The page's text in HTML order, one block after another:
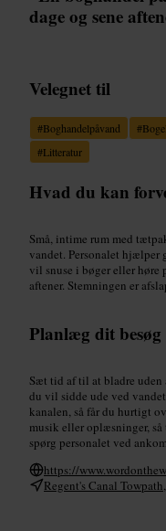
dage og sene
Velegnet til
#Boghandelpåvand #
#Litteratur
Hvad du kan
Små, intime rum med
vandet. Personalet
vil snuse i bøger eller høre
aftener. Stemningen er
Planlæg dit besøg
Sæt tid af til at bladre uden
du vil sidde ude ved
kanalen, så får du hurtigt
musik eller oplæsninger, så
spørg personalet ved
https://
Regent's Canal